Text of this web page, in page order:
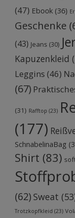
(47) Ebook (36)
Geschenke
(43) Jeans (30)
Kapuzenkleid
Leggins (46)
(67)
(31) Rafftop (23)
(177)
SchnabelinaBag
Shirt (83)
(62) Sweat
Trotzkopfkleid (23)